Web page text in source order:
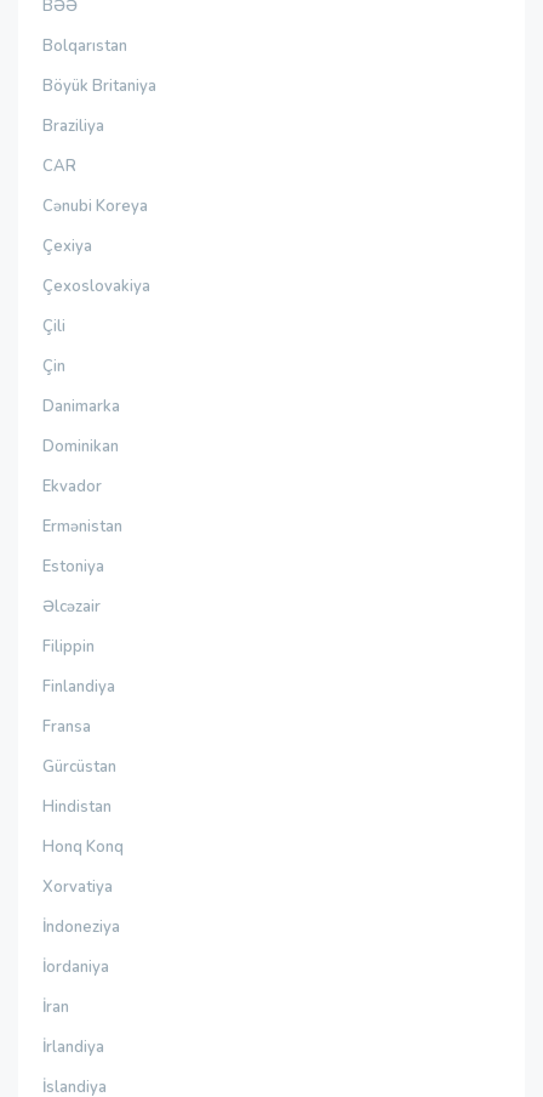
BƏƏ
Bolqarıstan
Böyük Britaniya
Braziliya
CAR
Cənubi Koreya
Çexiya
Çexoslovakiya
Çili
Çin
Danimarka
Dominikan
Ekvador
Ermənistan
Estoniya
Əlcəzair
Filippin
Finlandiya
Fransa
Gürcüstan
Hindistan
Honq Konq
Xorvatiya
İndoneziya
İordaniya
İran
İrlandiya
İslandiya